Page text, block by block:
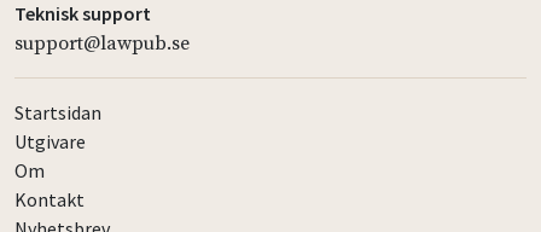
Teknisk support
support@lawpub.se
Startsidan
Utgivare
Om
Kontakt